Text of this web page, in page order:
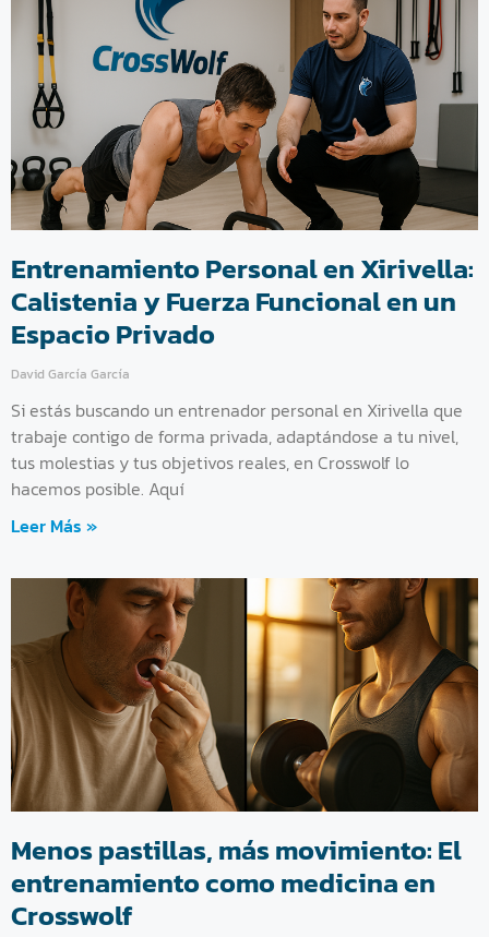
Entrenamiento Personal en Xirivella:
Calistenia y Fuerza Funcional en un
Espacio Privado
David García García
Si estás buscando un entrenador personal en Xirivella que
trabaje contigo de forma privada, adaptándose a tu nivel,
tus molestias y tus objetivos reales, en Crosswolf lo
hacemos posible. Aquí
Leer Más »
Menos pastillas, más movimiento: El
entrenamiento como medicina en
Crosswolf